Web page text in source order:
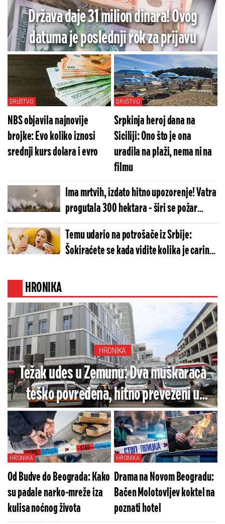
Država daje 31 milion dinara! Ovog
datuma je poslednji rok za prijavu
DRUŠTVO
NBS objavila najnovije
brojke: Evo koliko iznosi
srednji kurs dolara i evro
DRUŠTVO
Srpkinja heroj dana na
Siciliji: Ono što je ona
uradila na plaži, nema ni na
filmu
Ima mrtvih, izdato hitno upozorenje! Vatra
progutala 300 hektara - širi se požar
neviđenih razmera (VIDEO)
Temu udario na potrošače iz Srbije:
Šokiraćete se kada vidite kolika je carina
HRONIKA
HRONIKA
Težak udes u Zemunu: Dva muškaraca
teško povređena, hitno prevezeni u
bolnicu
HRONIKA
Od Budve do Beograda: Kako
su padale narko-mreže iza
kulisa noćnog života
HRONIKA
Drama na Novom Beogradu:
Bačen Molotovljev koktel na
poznati hotel